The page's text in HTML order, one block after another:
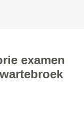
examen